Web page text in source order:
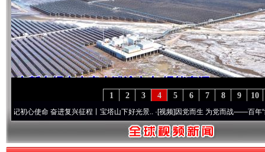
10
9
8
7
6
5
4
3
2
1
命 奋进复兴征程丨宝塔山下好光景..·[视频]因党而生 为党而战——百年“纪”事⑧加